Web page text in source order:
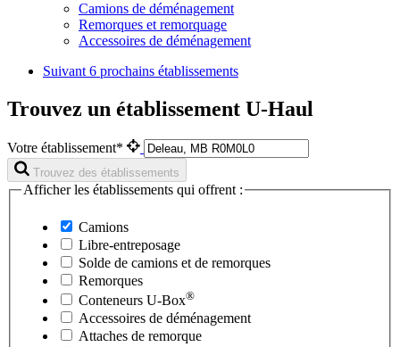
Camions de déménagement
Remorques et remorquage
Accessoires de déménagement
Suivant 6 prochains établissements
Trouvez un établissement U-Haul
Votre établissement*
Trouvez des établissements
Afficher les établissements qui offrent :
Camions
Libre-entreposage
Solde de camions et de remorques
Remorques
Conteneurs U-Box®
Accessoires de déménagement
Attaches de remorque